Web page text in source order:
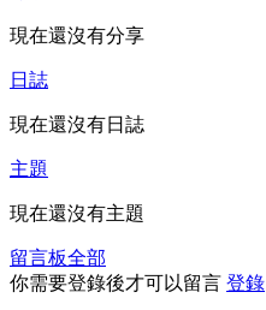
現在還沒有分享
日誌
現在還沒有日誌
主題
現在還沒有主題
留言板全部
你需要登錄後才可以留言 登錄